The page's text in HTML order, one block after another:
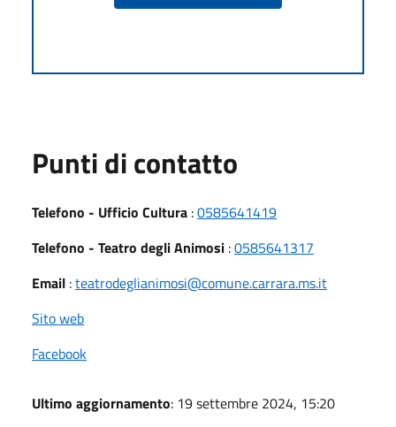
Punti di contatto
Telefono - Ufficio Cultura :0585641419
Telefono - Teatro degli Animosi :0585641317
Email :teatrodeglianimosi@comune.carrara.ms.it
Sito web
Facebook
Ultimo aggiornamento: 19 settembre 2024, 15:20